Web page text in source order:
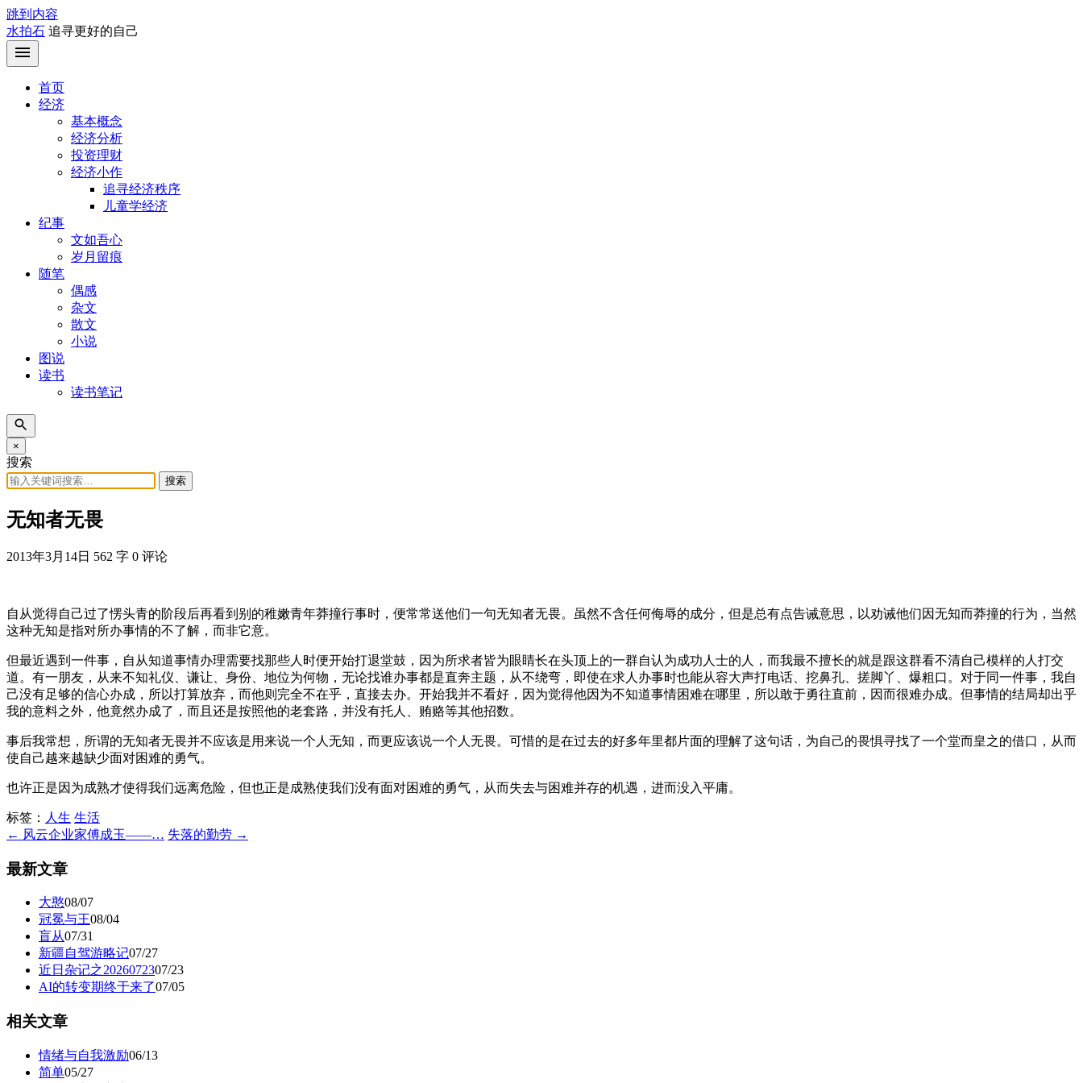
跳到内容
水拍石 追寻更好的自己
首页
经济
基本概念
经济分析
投资理财
经济小作
追寻经济秩序
儿童学经济
纪事
文如吾心
岁月留痕
随笔
偶感
杂文
散文
小说
图说
读书
读书笔记
×
搜索
搜索
无知者无畏
2013年3月14日 562 字 0 评论
自从觉得自己过了愣头青的阶段后再看到别的稚嫩青年莽撞行事时，便常常送他们一句无知者无畏。虽然不含任何侮辱的成分，但是总有点告诫意思，以劝诫他们因无知而莽撞的行为，当然
这种无知是指对所办事情的不了解，而非它意。
但最近遇到一件事，自从知道事情办理需要找那些人时便开始打退堂鼓，因为所求者皆为眼睛长在头顶上的一群自认为成功人士的人，而我最不擅长的就是跟这群看不清自己模样的人打交
道。有一朋友，从来不知礼仪、谦让、身份、地位为何物，无论找谁办事都是直奔主题，从不绕弯，即使在求人办事时也能从容大声打电话、挖鼻孔、搓脚丫、爆粗口。对于同一件事，我自
己没有足够的信心办成，所以打算放弃，而他则完全不在乎，直接去办。开始我并不看好，因为觉得他因为不知道事情困难在哪里，所以敢于勇往直前，因而很难办成。但事情的结局却出乎
我的意料之外，他竟然办成了，而且还是按照他的老套路，并没有托人、贿赂等其他招数。
事后我常想，所谓的无知者无畏并不应该是用来说一个人无知，而更应该说一个人无畏。可惜的是在过去的好多年里都片面的理解了这句话，为自己的畏惧寻找了一个堂而皇之的借口，从而
使自己越来越缺少面对困难的勇气。
也许正是因为成熟才使得我们远离危险，但也正是成熟使我们没有面对困难的勇气，从而失去与困难并存的机遇，进而没入平庸。
标签： 人生 生活
← 风云企业家傅成玉——… 失落的勤劳 →
最新文章
大憨08/07
冠冕与王08/04
盲从07/31
新疆自驾游略记07/27
近日杂记之2026072307/23
AI的转变期终于来了07/05
相关文章
情绪与自我激励06/13
简单05/27